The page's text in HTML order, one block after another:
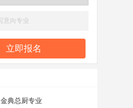
金典总厨专业